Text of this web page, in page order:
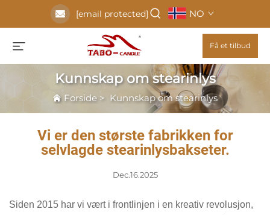
[email protected] NO
Få et tilbud
Kunnskap om stearinlys
Forside > Kunnskap om stearinlys
Vi er den største fabrikken for
selvlagde stearinlysbakseter.
Dec.16.2025
Siden 2015 har vi vært i frontlinjen i en kreativ revolusjon,